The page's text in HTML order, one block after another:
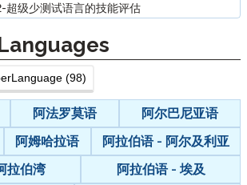
超级少测试语言的技能评估
(98)
阿法罗莫语
阿尔巴尼亚语
阿姆哈拉语
阿拉伯语 - 阿尔及利亚
拉伯湾
阿拉伯语 - 埃及